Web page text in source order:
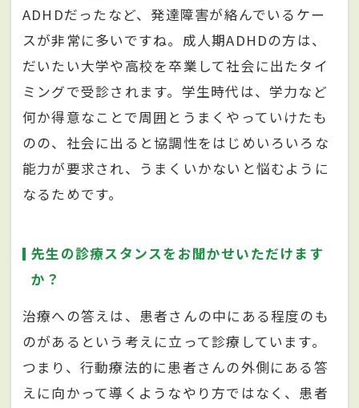
ADHDだったなど、発達障害が絡んでいるケー
スが非常に多いですね。成人期ADHDの方は、
だいたい大学や高校を卒業して社会に出たタイ
ミングで受診されます。学生時代は、学力など
何か得意なことで周囲とうまくやっていけたも
のの、社会に出ると協調性をはじめいろいろな
能力が要求され、うまくいかないと悩むように
なるためです。
先生の診療スタンスをお聞かせいただけます
か？
治療への答えは、患者さんの中にある程度のも
のがあるという考えに立って診療しています。
つまり、行動療法的に患者さんの外側にある答
えに向かって導くようなやり方ではなく、患者